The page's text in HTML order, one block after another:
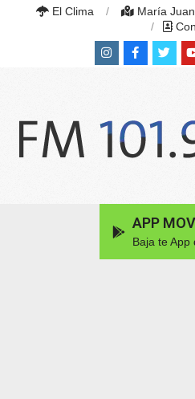
El Clima María
APP
Baja te App